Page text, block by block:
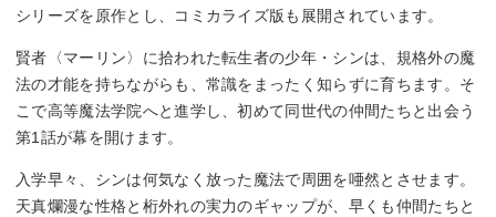
シリーズを原作とし、コミカライズ版も展開されています。
賢者〈マーリン〉に拾われた転生者の少年・シンは、規格外の魔
法の才能を持ちながらも、常識をまったく知らずに育ちます。そ
こで高等魔法学院へと進学し、初めて同世代の仲間たちと出会う
第1話が幕を開けます。
入学早々、シンは何気なく放った魔法で周囲を唖然とさせます。
天真爛漫な性格と桁外れの実力のギャップが、早くも仲間たちと